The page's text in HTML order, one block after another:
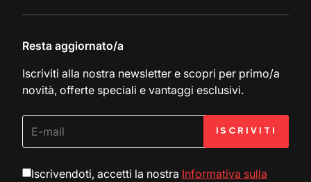
Resta aggiornato/a
Iscriviti alla nostra newsletter e scopri per primo/a
novità, offerte speciali e vantaggi esclusivi.
Iscrivendoti, accetti la nostra Informativa sulla